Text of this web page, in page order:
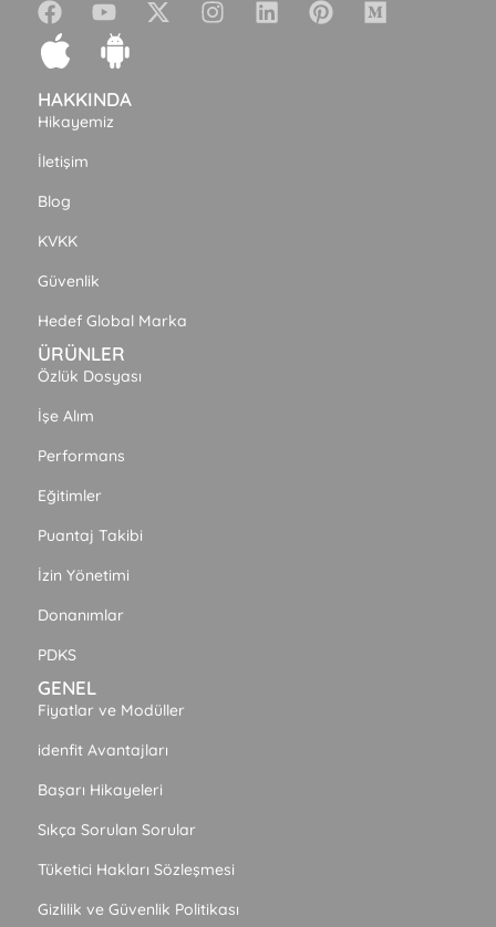
HAKKINDA
Hikayemiz
İletişim
Blog
KVKK
Güvenlik
Hedef Global Marka
ÜRÜNLER
Özlük Dosyası
İşe Alım
Performans
Eğitimler
Puantaj Takibi
İzin Yönetimi
Donanımlar
PDKS
GENEL
Fiyatlar ve Modüller
idenfit Avantajları
Başarı Hikayeleri
Sıkça Sorulan Sorular
Tüketici Hakları Sözleşmesi
Gizlilik ve Güvenlik Politikası